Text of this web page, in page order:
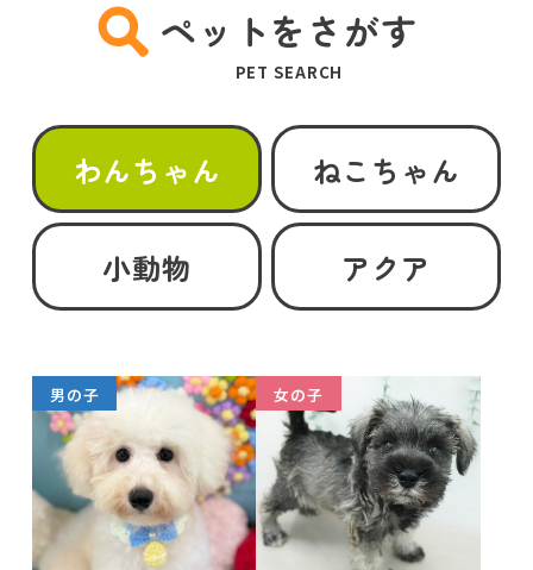
ペットをさがす
PET SEARCH
わんちゃん ねこちゃん
小動物 アクア
男の子 女の子